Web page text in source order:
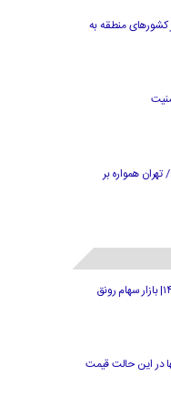
کشورهای منطقه به
همواره بر
رکوردشکنی بورس تهران امروز ۱۲ مهر ۱۴۰۴| بازار سهام رونق
در این حالت قیمت